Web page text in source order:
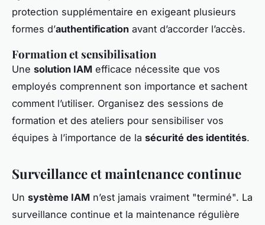
protection supplémentaire en exigeant plusieurs
formes d’authentification avant d’accorder l’accès.
Formation et sensibilisation
Une solution IAM efficace nécessite que vos
employés comprennent son importance et sachent
comment l’utiliser. Organisez des sessions de
formation et des ateliers pour sensibiliser vos
équipes à l’importance de la sécurité des identités.
Surveillance et maintenance continue
Un système IAM n’est jamais vraiment "terminé". La
surveillance continue et la maintenance régulière